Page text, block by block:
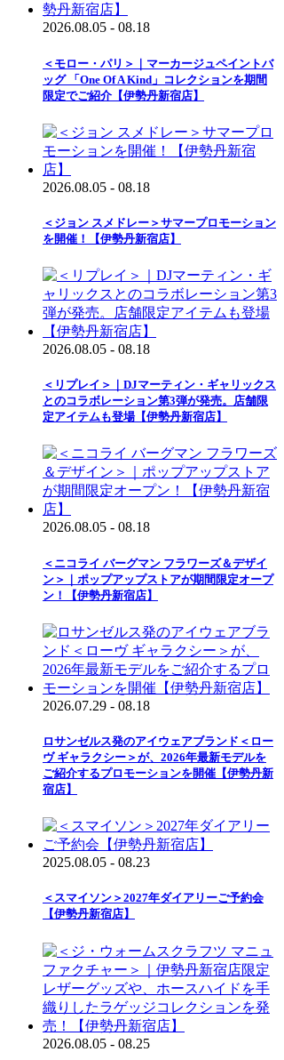
2026.08.05 - 08.18
＜モロー・パリ＞｜マーカージュペイントバ
ッグ 「One Of A Kind」コレクションを期間
限定でご紹介【伊勢丹新宿店】
2026.08.05 - 08.18
＜ジョン スメドレー＞サマープロモーション
を開催！【伊勢丹新宿店】
2026.08.05 - 08.18
＜リプレイ＞｜DJマーティン・ギャリックス
とのコラボレーション第3弾が発売。店舗限
定アイテムも登場【伊勢丹新宿店】
2026.08.05 - 08.18
＜ニコライ バーグマン フラワーズ＆デザイ
ン＞｜ポップアップストアが期間限定オープ
ン！【伊勢丹新宿店】
2026.07.29 - 08.18
ロサンゼルス発のアイウェアブランド＜ロー
ヴ ギャラクシー＞が、2026年最新モデルを
ご紹介するプロモーションを開催【伊勢丹新
宿店】
2025.08.05 - 08.23
＜スマイソン＞2027年ダイアリーご予約会
【伊勢丹新宿店】
2026.08.05 - 08.25